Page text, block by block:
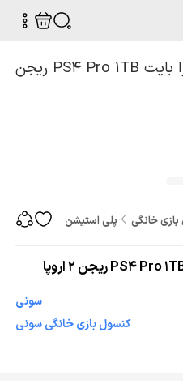
خانگی پلی استیشن 4 پرو یک ترا بایت PS4 Pro 1TB ریجن 2 اروپا
سونی
کنسول بازی خانگی سونی